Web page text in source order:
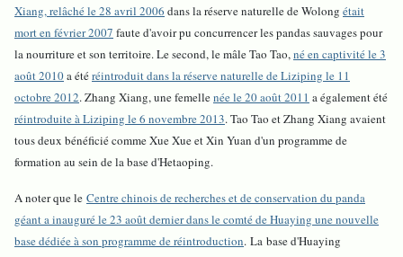
Xiang, relâché le 28 avril 2006 dans la réserve naturelle de Wolong était
mort en février 2007 faute d'avoir pu concurrencer les pandas sauvages pour
la nourriture et son territoire. Le second, le mâle Tao Tao,né en captivité le 3
août 2010a étéréintroduit dans la réserve naturelle de Liziping le 11
octobre 2012. Zhang Xiang, une femellenée le 20 août 2011 a également été
réintroduite à Liziping le 6 novembre 2013. Tao Tao et Zhang Xiang avaient
tous deux bénéficié comme Xue Xue et Xin Yuan d'un programme de
formation au sein de la base d'Hetaoping.
A noter que le Centre chinois de recherches et de conservation du panda
géant a inauguré le 23 août dernier dans le comté de Huaying une nouvelle
base dédiée à son programme de réintroduction. La base d'Huaying